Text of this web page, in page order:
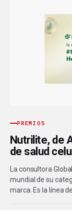
PREMIOS
Nutrilite, de
de salud
La consultora
mundial de su
marca. Es la línea